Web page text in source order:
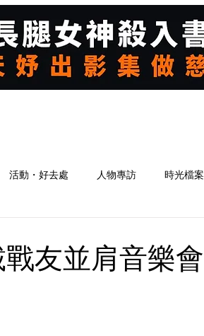
活動・好去處 人物專訪 時光檔案
友並肩音樂會